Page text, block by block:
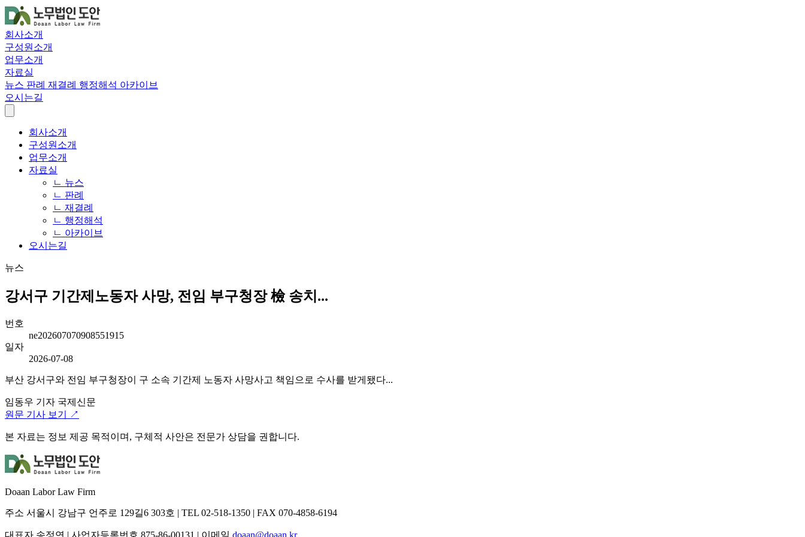
회사소개
구성원소개
업무소개
자료실
뉴스 판례 재결례 행정해석 아카이브
오시는길
회사소개
구성원소개
업무소개
자료실
ㄴ 뉴스
ㄴ 판례
ㄴ 재결례
ㄴ 행정해석
ㄴ 아카이브
오시는길
뉴스
강서구 기간제노동자 사망, 전임 부구청장 檢 송치...
번호
ne202607070908551915
일자
2026-07-08
부산 강서구와 전임 부구청장이 구 소속 기간제 노동자 사망사고 책임으로 수사를 받게됐다...
임동우 기자 국제신문
원문 기사 보기 ↗
본 자료는 정보 제공 목적이며, 구체적 사안은 전문가 상담을 권합니다.
Doaan Labor Law Firm
주소 서울시 강남구 언주로 129길6 303호 | TEL 02-518-1350 | FAX 070-4858-6194
대표자 송정연 | 사업자등록번호 875-86-00131 | 이메일 doaan@doaan.kr